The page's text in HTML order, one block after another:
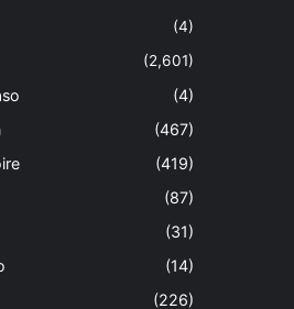
(4)
(2,601)
(4)
(467)
(419)
(87)
(31)
(14)
(226)